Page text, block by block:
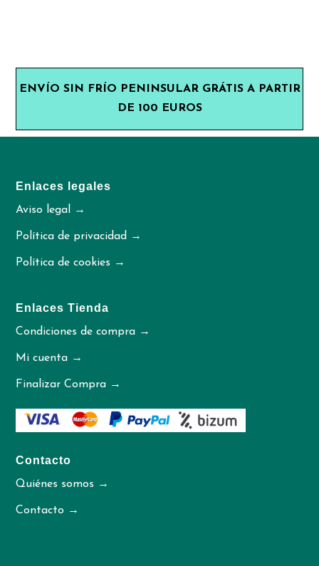
ENVÍO SIN FRÍO PENINSULAR GRÁTIS A PARTIR
DE 100 EUROS
Enlaces legales
Aviso legal →
Política de privacidad →
Política de cookies →
Enlaces Tienda
Condiciones de compra →
Mi cuenta →
Finalizar Compra →
Contacto
Quiénes somos →
Contacto →